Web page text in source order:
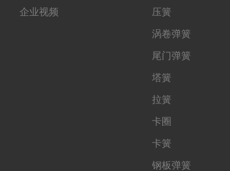
企业视频 压簧
涡卷弹簧
尾门弹簧
塔簧
拉簧
卡圈
卡簧
钢板弹簧